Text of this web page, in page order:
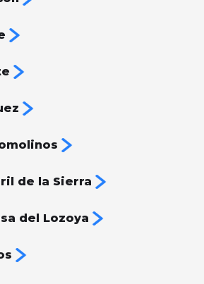
de la Sierra
del Lozoya